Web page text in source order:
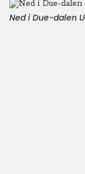
Ned i Due-dalen